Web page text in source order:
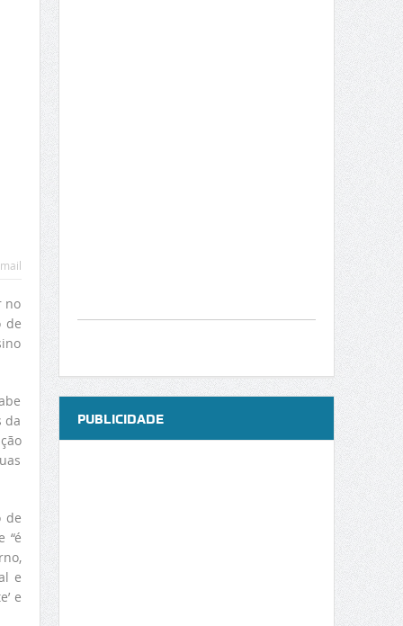
no
de
da
de
“é
e
e
PUBLICIDADE